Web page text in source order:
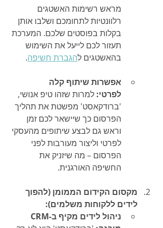
מראש רשימות האשטגים
רלוונטיות לתחומכם ושלבו אותן
בקלות בפוסטים שלכם. המערכת
תעזור לכם לייעל את השימוש
בהאשטגים להגברת חשיפה.
אפשרות שיתוף קלה
לפרטי: למרות שזהו טיפ אנושי,
'ברודקאסט' מפשטת את תהליך
הפרסום כך שיישאר לכם זמן
וראש גם לבצע שיתופים מהעסקי
לפרטי וליצור מעורבות לפני
הפרסום – מה שיזניק את
החשיפה האורגנית.
מקסום הקידום הממומן (להפוך
לידים ללקוחות משלמים):